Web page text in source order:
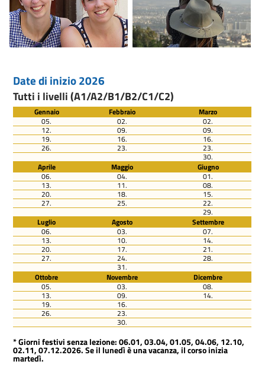
Date di inizio 2026
Tutti i livelli (A1/A2/B1/B2/C1/C2)
Gennaio Febbraio
Marzo
05.
02. 02.
12. 09. 09.
19. 16. 16.
26. 23. 23.
30.
Aprile
Maggio
Giugno
06.
04. 01.
13. 11. 08.
20. 18. 15.
27. 25. 22.
29.
Luglio
Agosto
Settembre
06.
03. 07.
13. 10. 14.
20. 17. 21.
27. 24. 28.
31.
Ottobre
Novembre
Dicembre
05.
03. 08.
13. 09. 14.
19. 16.
26. 23.
30.
* Giorni festivi senza lezione: 06.01, 03.04, 01.05, 04.06, 12.10,
02.11, 07.12.2026. Se il lunedì è una vacanza, il corso inizia
martedì.